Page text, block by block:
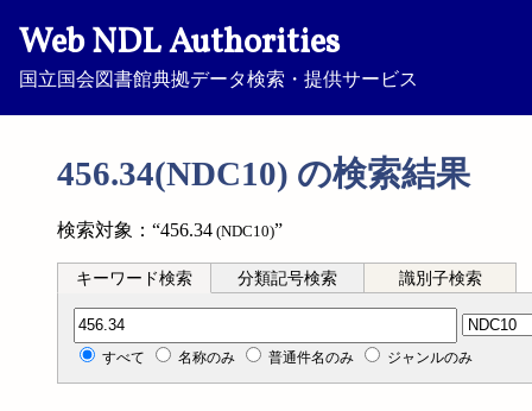
Web NDL Authorities
国立国会図書館典拠データ検索・提供サービス
456.34(NDC10) の検索結果
検索対象：“456.34 (NDC10)”
キーワード検索 分類記号検索 識別子検索
分類記号検索
すべて 名称のみ 普通件名のみ ジャンルのみ